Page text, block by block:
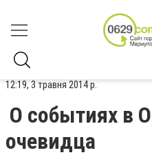
12:19, 3 травня 2014 р.
О событиях в
очевидца